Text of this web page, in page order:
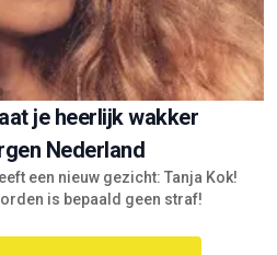
je heerlijk wakker
Nederland
een nieuw gezicht: Tanja Kok!
is bepaald geen straf!